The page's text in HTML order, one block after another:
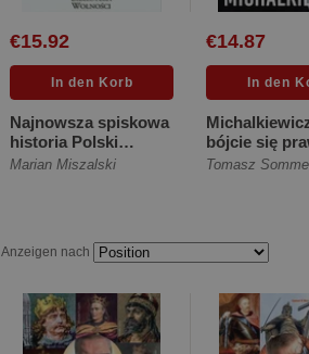
€15.92
Najnowsza spiskowa
historia Polski
[Miękka]
Marian Miszalski
€14.87
bójcie się
Wywiad-rzeka
Tomasz
Anzeigen nach